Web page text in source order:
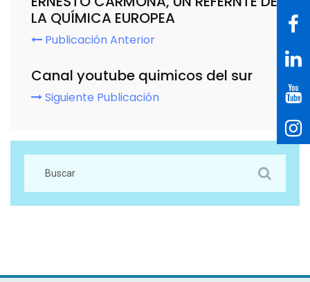
LA QUÍMICA EUROPEA
Publicación Anterior
Canal youtube quimicos del sur
Siguiente Publicación